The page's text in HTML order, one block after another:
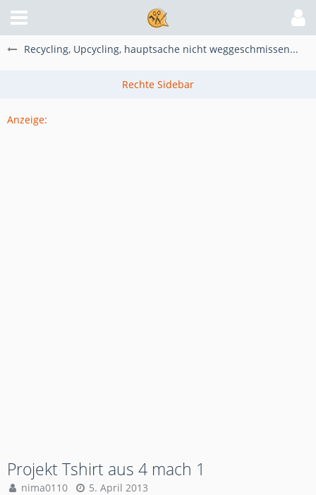
Recycling, Upcycling, hauptsache nicht weggeschmissen...
Anzeige:
Projekt Tshirt aus 4 mach 1
nima0110 5. April 2013